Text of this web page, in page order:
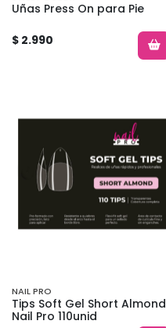
Uñas Press On para Pie
$ 2.990
NAIL PRO
Tips Soft Gel Short Almond
Nail Pro 110unid